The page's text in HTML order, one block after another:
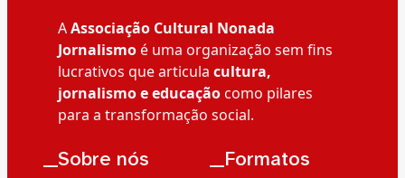
AAssociação Cultural Nonada
Jornalismoé uma organização sem fins
lucrativos que articula cultura,
jornalismo e educaçãocomo pilares
para a transformação social.
__Sobre nós __Formatos